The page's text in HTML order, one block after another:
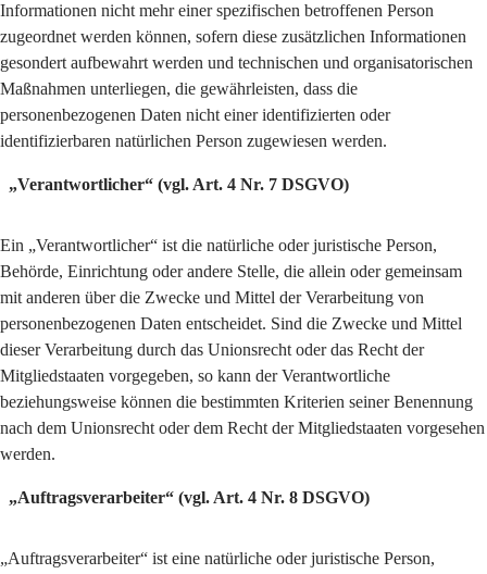
Informationen nicht mehr einer spezifischen betroffenen Person
zugeordnet werden können, sofern diese zusätzlichen Informationen
gesondert aufbewahrt werden und technischen und organisatorischen
Maßnahmen unterliegen, die gewährleisten, dass die
personenbezogenen Daten nicht einer identifizierten oder
identifizierbaren natürlichen Person zugewiesen werden.
„Verantwortlicher“ (vgl. Art. 4 Nr. 7 DSGVO)
Ein „Verantwortlicher“ ist die natürliche oder juristische Person,
Behörde, Einrichtung oder andere Stelle, die allein oder gemeinsam
mit anderen über die Zwecke und Mittel der Verarbeitung von
personenbezogenen Daten entscheidet. Sind die Zwecke und Mittel
dieser Verarbeitung durch das Unionsrecht oder das Recht der
Mitgliedstaaten vorgegeben, so kann der Verantwortliche
beziehungsweise können die bestimmten Kriterien seiner Benennung
nach dem Unionsrecht oder dem Recht der Mitgliedstaaten vorgesehen
werden.
„Auftragsverarbeiter“ (vgl. Art. 4 Nr. 8 DSGVO)
„Auftragsverarbeiter“ ist eine natürliche oder juristische Person,